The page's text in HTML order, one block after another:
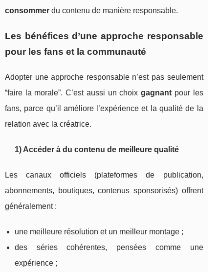
consommer du contenu de manière responsable.
Les bénéfices d’une approche responsable
pour les fans et la communauté
Adopter une approche responsable n’est pas seulement
“faire la morale”. C’est aussi un choixgagnant pour les
fans, parce qu’il améliore l’expérience et la qualité de la
relation avec la créatrice.
1) Accéder à du contenu de meilleure qualité
Les canaux officiels (plateformes de publication,
abonnements, boutiques, contenus sponsorisés) offrent
généralement :
une meilleure résolution et un meilleur montage ;
des séries cohérentes, pensées comme une
expérience ;